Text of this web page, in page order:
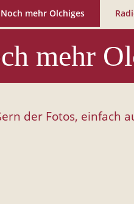
Jump to
Noch mehr Olchiges
mehr
der Fotos, einfach